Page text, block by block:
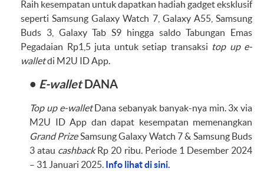
Raih kesempatan untuk dapatkan hadiah gadget eksklusif
seperti Samsung Galaxy Watch 7, Galaxy A55, Samsung
Buds 3, Galaxy Tab S9 hingga saldo Tabungan Emas
Pegadaian Rp1,5 juta untuk setiap transaksi top up e-
walletdi M2U ID App.
• E-walletDANA
Top up e-walletDana sebanyak banyak-nya min. 3x via
M2U ID App dan dapat kesempatan memenangkan
Grand PrizeSamsung Galaxy Watch 7 & Samsung Buds
3 atau cashbackRp 20 ribu. Periode 1 Desember 2024
– 31 Januari 2025. Info lihat di sini.